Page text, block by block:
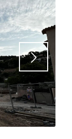
3 4 5 6 7